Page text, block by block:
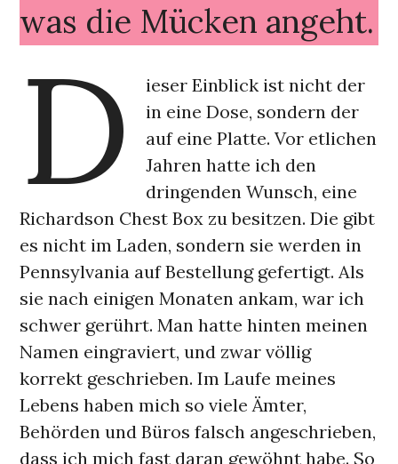
was die Mücken angeht.
D
ieser Einblick ist nicht der
in eine Dose, sondern der
auf eine Platte. Vor etlichen
Jahren hatte ich den
dringenden Wunsch, eine
Richardson Chest Box zu besitzen. Die gibt
es nicht im Laden, sondern sie werden in
Pennsylvania auf Bestellung gefertigt. Als
sie nach einigen Monaten ankam, war ich
schwer gerührt. Man hatte hinten meinen
Namen eingraviert, und zwar völlig
korrekt geschrieben. Im Laufe meines
Lebens haben mich so viele Ämter,
Behörden und Büros falsch angeschrieben,
dass ich mich fast daran gewöhnt habe. So